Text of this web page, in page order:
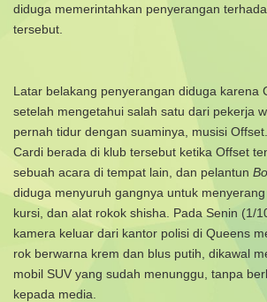
diduga memerintahkan penyerangan
tersebut.
Latar belakang penyerangan diduga karena
setelah mengetahui salah satu dari pekerja
pernah tidur dengan suaminya, musisi Offset.
Cardi berada di klub tersebut ketika Offset
sebuah acara di tempat lain, dan pelantun
diduga menyuruh gangnya untuk
kursi, dan alat rokok shisha. Pada Senin (1/
kamera keluar dari kantor polisi di Queens
rok berwarna krem dan blus putih, dikawal
mobil SUV yang sudah menunggu, tanpa
kepada media.